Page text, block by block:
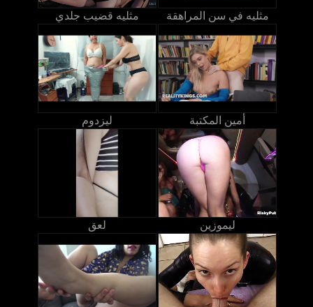
مثليه قضيب جلدي مثليه في سن المراهقة
ليزدوم أمين المكتبة
لعق ليموزين